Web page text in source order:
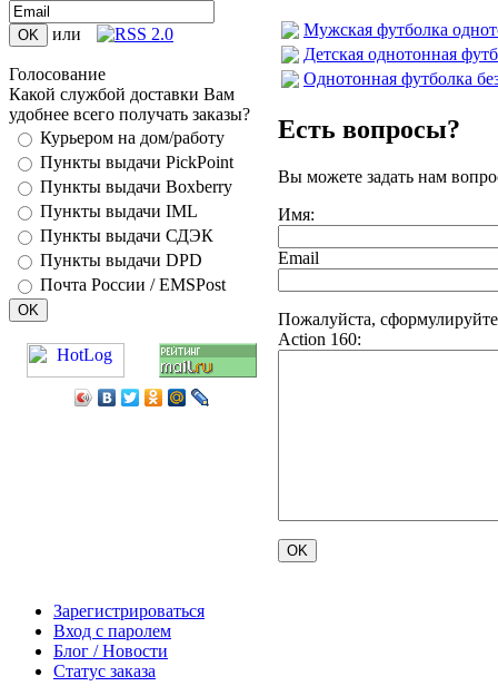
или
Голосование
Какой службой доставки Вам
удобнее всего получать заказы?
Курьером на дом/работу
Пункты выдачи PickPoint
Пункты выдачи Boxberry
Пункты выдачи IML
Пункты выдачи СДЭК
Пункты выдачи DPD
Почта России / EMSPost
Мужская футболка
Детская однотонная
Однотонная футболка
Есть вопросы?
Вы можете задать нам
Имя:
Email
Пожалуйста,
Action 160:
Зарегистрироваться
Вход с паролем
Блог / Новости
Статус заказа